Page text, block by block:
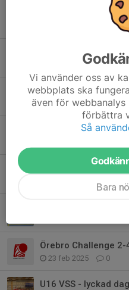
Fin insats i Örebro
1
Örebro Challenge
27 feb, 16:14 0
Framgångar på U16
23 nov 2025 4
Fint spel av Habos
Säsongsstart Dam
Örebro Challenge
23 feb 2025 0
U16 VSS - lyckad
Vi använder oss av
webbplats ska
även för
förbättra
Så
Bara